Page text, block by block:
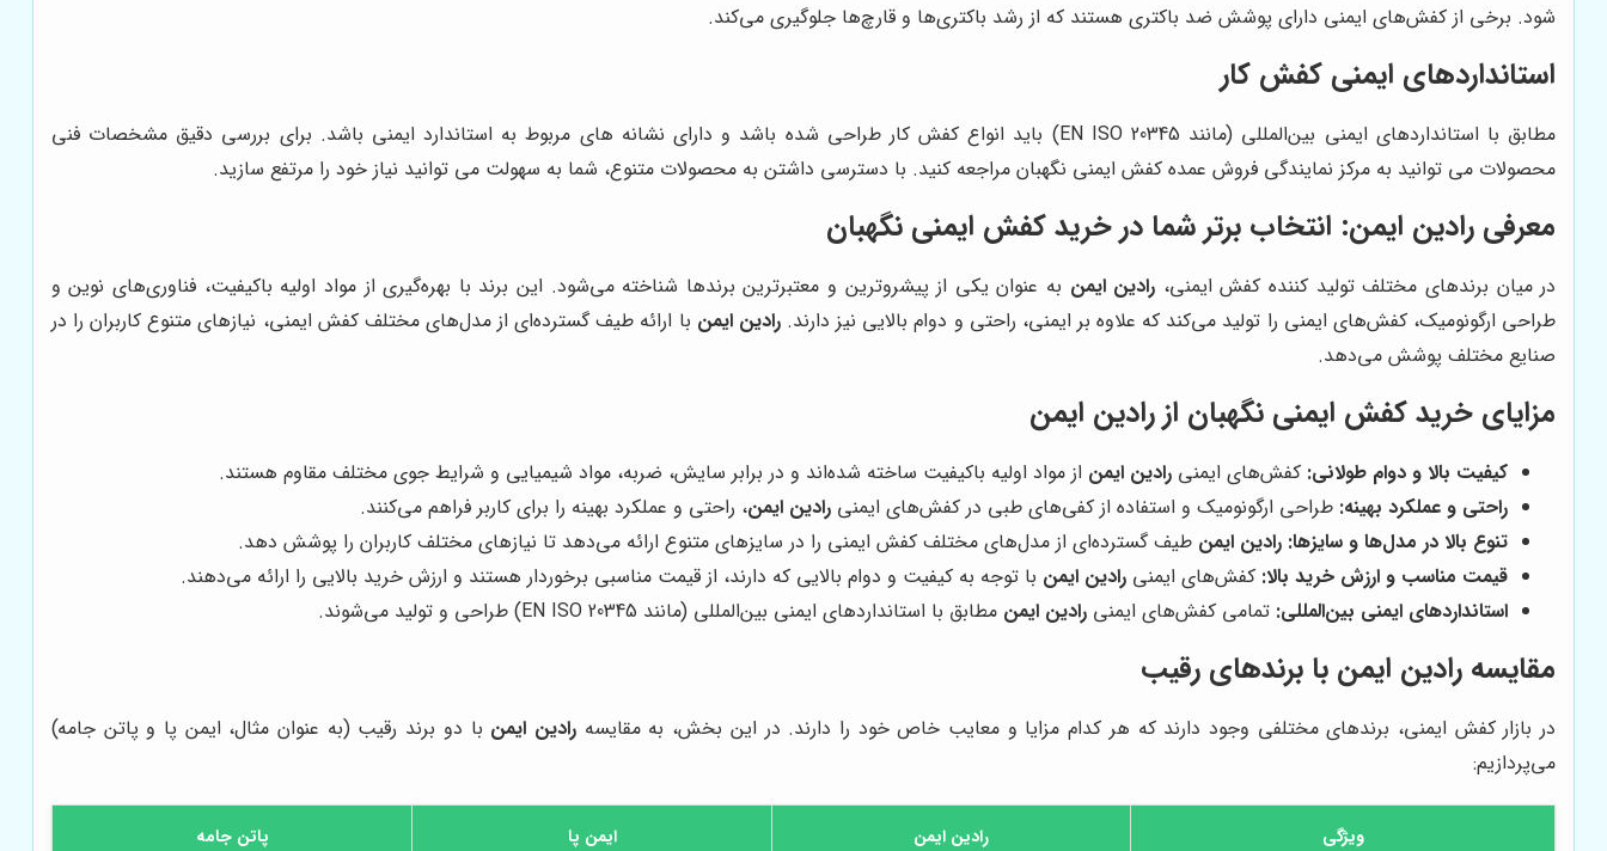
شود. برخی از کفش‌های ایمنی دارای پوشش ضد باکتری هستند که از رشد باکتری‌ها و قارچ‌ها جلوگیری می‌کند.
استانداردهای ایمنی کفش کار
مطابق با استانداردهای ایمنی بین‌المللی (مانند EN ISO 20345) باید انواع کفش کار طراحی شده باشد و دارای نشانه های مربوط به استاندارد ایمنی باشد. برای بررسی دقیق مشخصات فنی
محصولات می توانید به مرکز نمایندگی فروش عمده کفش ایمنی نگهبان مراجعه کنید. با دسترسی داشتن به محصولات متنوع، شما به سهولت می توانید نیاز خود را مرتفع سازید.
معرفی رادین ایمن: انتخاب برتر شما در خرید کفش ایمنی نگهبان
در میان برندهای مختلف تولید کننده کفش ایمنی، رادین ایمن به عنوان یکی از پیشروترین و معتبرترین برندها شناخته می‌شود. این برند با بهره‌گیری از مواد اولیه باکیفیت، فناوری‌های نوین و
طراحی ارگونومیک، کفش‌های ایمنی را تولید می‌کند که علاوه بر ایمنی، راحتی و دوام بالایی نیز دارند.رادین ایمن با ارائه طیف گسترده‌ای از مدل‌های مختلف کفش ایمنی، نیازهای متنوع کاربران را در
صنایع مختلف پوشش می‌دهد.
مزایای خرید کفش ایمنی نگهبان ازرادین ایمن
کیفیت بالا و دوام طولانی: کفش‌های ایمنی رادین ایمن از مواد اولیه باکیفیت ساخته شده‌اند و در برابر سایش، ضربه، مواد شیمیایی و شرایط جوی مختلف مقاوم هستند.
راحتی و عملکرد بهینه: طراحی ارگونومیک و استفاده از کفی‌های طبی در کفش‌های ایمنی رادین ایمن، راحتی و عملکرد بهینه را برای کاربر فراهم می‌کنند.
تنوع بالا در مدل‌ها و سایزها: رادین ایمن طیف گسترده‌ای از مدل‌های مختلف کفش ایمنی را در سایزهای متنوع ارائه می‌دهد تا نیازهای مختلف کاربران را پوشش دهد.
قیمت مناسب و ارزش خرید بالا: کفش‌های ایمنی رادین ایمن با توجه به کیفیت و دوام بالایی که دارند، از قیمت مناسبی برخوردار هستند و ارزش خرید بالایی را ارائه می‌دهند.
استانداردهای ایمنی بین‌المللی: تمامی کفش‌های ایمنی رادین ایمن مطابق با استانداردهای ایمنی بین‌المللی (مانند EN ISO 20345) طراحی و تولید می‌شوند.
مقایسه رادین ایمن با برندهای رقیب
در بازار کفش ایمنی، برندهای مختلفی وجود دارند که هر کدام مزایا و معایب خاص خود را دارند. در این بخش، به مقایسه رادین ایمن با دو برند رقیب (به عنوان مثال، ایمن پا و پاتن جامه)
می‌پردازیم:
ویژگی رادین ایمن ایمن پا پاتن جامه